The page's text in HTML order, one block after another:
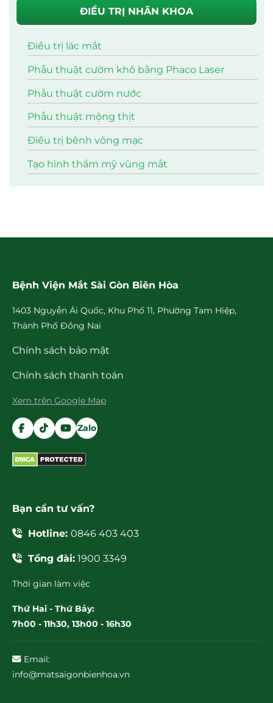
ĐIỀU TRỊ NHÃN KHOA
Điều trị lác mắt
Phẫu thuật cườm khô bằng Phaco Laser
Phẫu thuật cườm nước
Phẫu thuật mộng thịt
Điều trị bênh võng mạc
Tạo hình thẩm mỹ vùng mắt
Bệnh Viện Mắt Sài Gòn Biên Hòa
1403 Nguyễn Ái Quốc, Khu Phố 11, Phường Tam Hiệp,
Thành Phố Đồng Nai
Chính sách bảo mật
Chính sách thanh toán
Xem trên Google Map
Zalo
Bạn cần tư vấn?
Hotline: 0846 403 403
Tổng đài: 1900 3349
Thời gian làm việc
Thứ Hai - Thứ Bảy:
7h00 - 11h30, 13h00 - 16h30
Email:
info@matsaigonbienhoa.vn